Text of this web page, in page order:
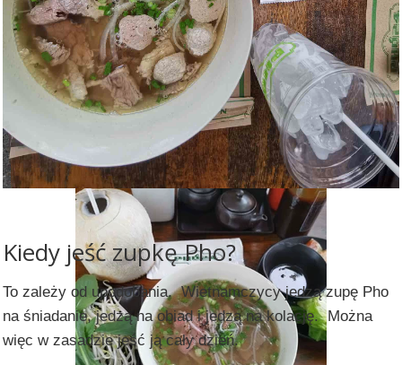
Kiedy jeść zupkę Pho?
To zależy od upodobania. Wietnamczycy jedzą zupę Pho
na śniadanie, jedzą na obiad i jedzą na kolację. Można
więc w zasadzie jeść ją cały dzień.